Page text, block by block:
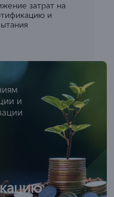
затрат на
и
и